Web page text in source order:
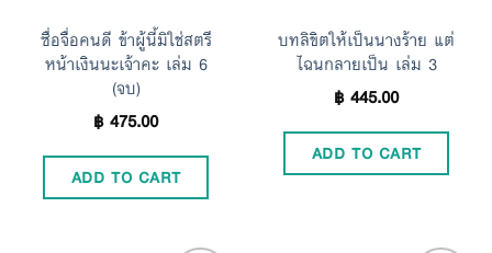
ซื่อจื่อคนดี ข้าผู้นี้มิใช่สตรี
หน้าเงินนะเจ้าคะ เล่ม 6
(จบ)
฿475.00
ADD TO CART
บทลิขิตให้เป็นนางร้าย แต่
ไฉนกลายเป็น เล่ม 3
฿445.00
ADD TO CART